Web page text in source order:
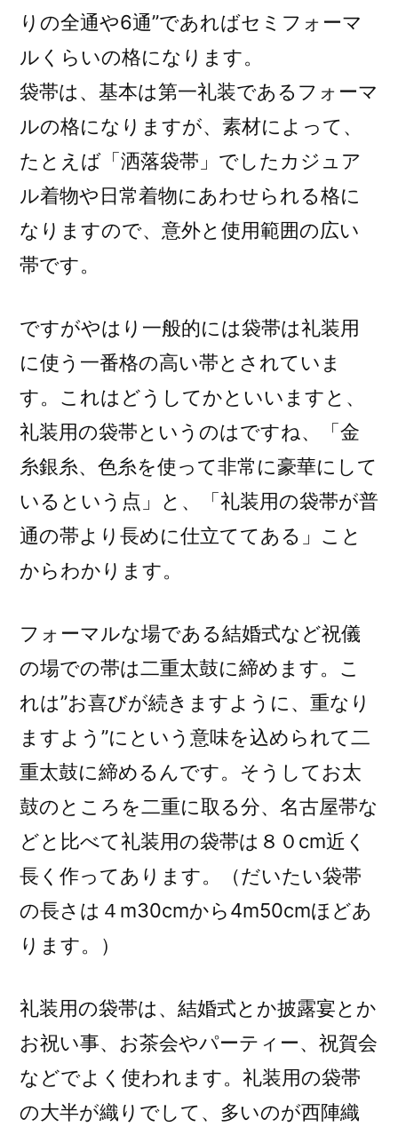
りの全通や6通”であればセミフォーマ
ルくらいの格になります。
袋帯は、基本は第一礼装であるフォーマ
ルの格になりますが、素材によって、
たとえば「洒落袋帯」でしたカジュア
ル着物や日常着物にあわせられる格に
なりますので、意外と使用範囲の広い
帯です。
ですがやはり一般的には袋帯は礼装用
に使う一番格の高い帯とされていま
す。これはどうしてかといいますと、
礼装用の袋帯というのはですね、「金
糸銀糸、色糸を使って非常に豪華にして
いるという点」と、「礼装用の袋帯が普
通の帯より長めに仕立ててある」こと
からわかります。
フォーマルな場である結婚式など祝儀
の場での帯は二重太鼓に締めます。こ
れは”お喜びが続きますように、重なり
ますよう”にという意味を込められて二
重太鼓に締めるんです。そうしてお太
鼓のところを二重に取る分、名古屋帯な
どと比べて礼装用の袋帯は８０cm近く
長く作ってあります。（だいたい袋帯
の長さは４m30cmから4m50cmほどあ
ります。）
礼装用の袋帯は、結婚式とか披露宴とか
お祝い事、お茶会やパーティー、祝賀会
などでよく使われます。礼装用の袋帯
の大半が織りでして、多いのが西陣織